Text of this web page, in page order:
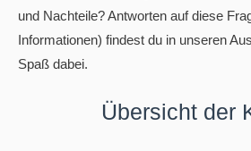
und Nachteile? Antworten auf diese
Informationen) findest du in unseren
Spaß dabei.
Übersicht der